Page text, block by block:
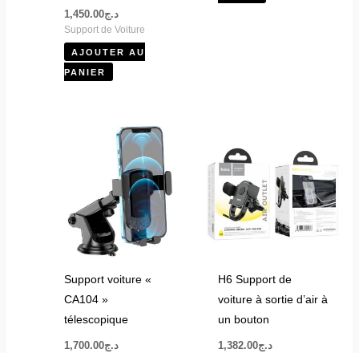
د.ج1,450.00
Support de Voiture
AJOUTER AU
PANIER
Support voiture «
CA104 »
télescopique
د.ج1,700.00
H6 Support de
voiture à sortie d’air à
un bouton
د.ج1,382.00